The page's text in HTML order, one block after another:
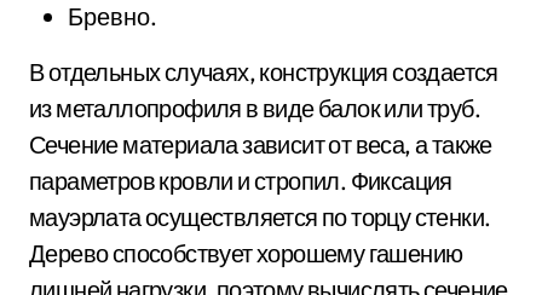
Бревно.
В отдельных случаях, конструкция создается
из металлопрофиля в виде балок или труб.
Сечение материала зависит от веса, а также
параметров кровли и стропил. Фиксация
мауэрлата осуществляется по торцу стенки.
Дерево способствует хорошему гашению